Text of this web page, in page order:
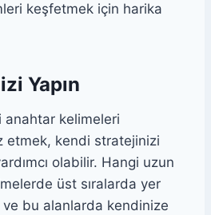
keşfetmek için harika
Yapın
anahtar kelimeleri
etmek, kendi stratejinizi
olabilir. Hangi uzun
üst sıralarda yer
ve bu alanlarda kendinize